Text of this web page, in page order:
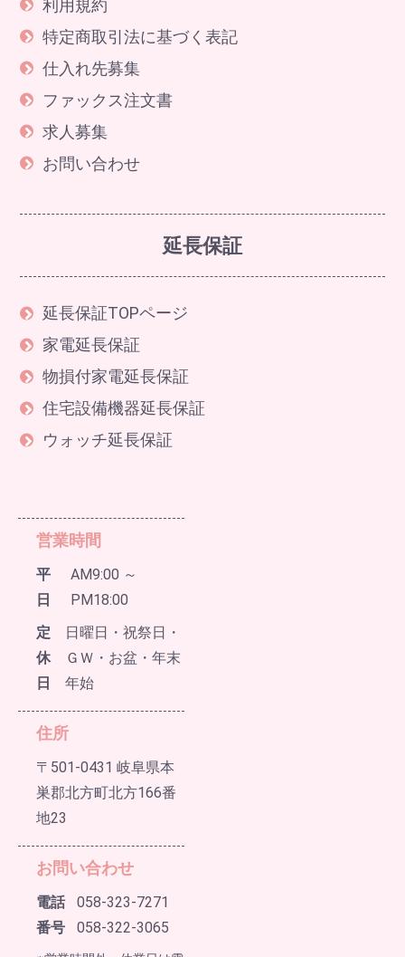
利用規約
特定商取引法に基づく表記
仕入れ先募集
ファックス注文書
求人募集
お問い合わせ
延長保証
延長保証TOPページ
家電延長保証
物損付家電延長保証
住宅設備機器延長保証
ウォッチ延長保証
営業時間
平
日
AM9:00 ～
PM18:00
定
休
日
日曜日・祝祭日・
ＧＷ・お盆・年末
年始
住所
〒501-0431 岐阜県本
巣郡北方町北方166番
地23
お問い合わせ
電話
番号
058-323-7271
058-322-3065